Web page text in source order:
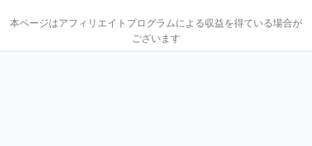
本ページはアフィリエイトプログラムによる収益を得ている場合が
ございます